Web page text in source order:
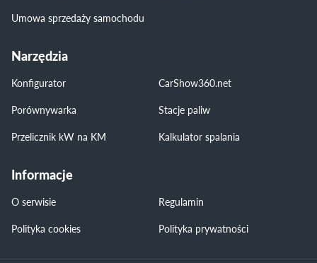
Umowa sprzedaży samochodu
Narzędzia
Konfigurator
CarShow360.net
Porównywarka
Stacje paliw
Przelicznik kW na KM
Kalkulator spalania
Informacje
O serwisie
Regulamin
Polityka cookies
Polityka prywatności